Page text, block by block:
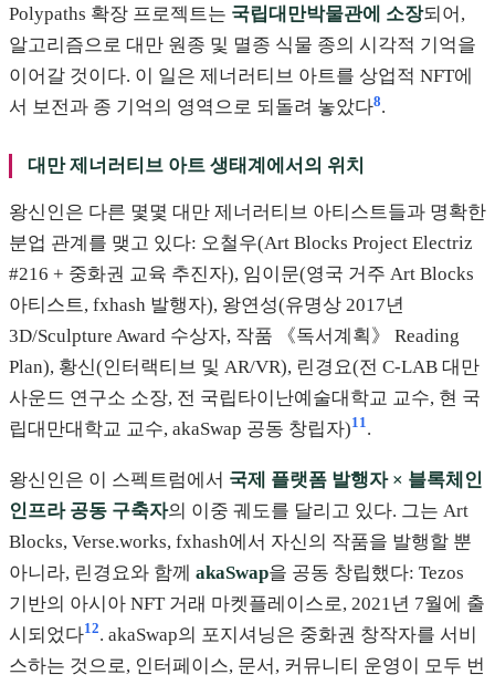
Polypaths 확장 프로젝트는 국립대만박물관에 소장되어,
알고리즘으로 대만 원종 및 멸종 식물 종의 시각적 기억을
이어갈 것이다. 이 일은 제너러티브 아트를 상업적 NFT에
서 보전과 종 기억의 영역으로 되돌려 놓았다8.
대만 제너러티브 아트 생태계에서의 위치
왕신인은 다른 몇몇 대만 제너러티브 아티스트들과 명확한
분업 관계를 맺고 있다: 오철우(Art Blocks Project Electriz
#216 + 중화권 교육 추진자), 임이문(영국 거주 Art Blocks
아티스트, fxhash 발행자), 왕연성(유명상 2017년
3D/Sculpture Award 수상자, 작품 《독서계획》 Reading
Plan), 황신(인터랙티브 및 AR/VR), 린경요(전 C-LAB 대만
사운드 연구소 소장, 전 국립타이난예술대학교 교수, 현 국
립대만대학교 교수, akaSwap 공동 창립자)11.
왕신인은 이 스펙트럼에서 국제 플랫폼 발행자 × 블록체인
인프라 공동 구축자의 이중 궤도를 달리고 있다. 그는 Art
Blocks, Verse.works, fxhash에서 자신의 작품을 발행할 뿐
아니라, 린경요와 함께 akaSwap을 공동 창립했다: Tezos
기반의 아시아 NFT 거래 마켓플레이스로, 2021년 7월에 출
시되었다12. akaSwap의 포지셔닝은 중화권 창작자를 서비
스하는 것으로, 인터페이스, 문서, 커뮤니티 운영이 모두 번